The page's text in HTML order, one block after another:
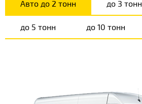
Авто до 2 тонн до 3 тонн
до 5 тонн до 10 тонн